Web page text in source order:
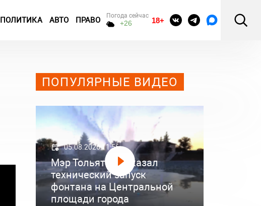
ПОЛИТИКА АВТО ПРАВО Погода сейчас
+26 18+
ПОПУЛЯРНЫЕ ВИДЕО
05.08.2026 11:56
Мэр Тольятти показал
технический запуск
фонтана на Центральной
площади города